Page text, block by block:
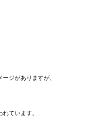
がありますが、
ています。